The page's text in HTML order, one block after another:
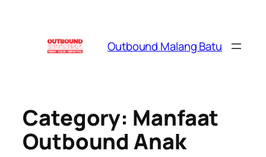
Outbound Malang Batu
Category: Manfaat
Outbound Anak